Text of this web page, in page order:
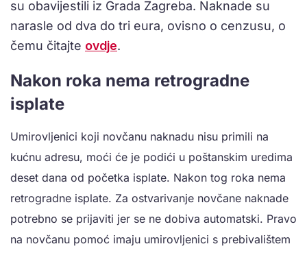
su obavijestili iz Grada Zagreba. Naknade su
narasle od dva do tri eura, ovisno o cenzusu, o
čemu čitajte ovdje.
Nakon roka nema retrogradne
isplate
Umirovljenici koji novčanu naknadu nisu primili na
kućnu adresu, moći će je podići u poštanskim uredima
deset dana od početka isplate. Nakon tog roka nema
retrogradne isplate. Za ostvarivanje novčane naknade
potrebno se prijaviti jer se ne dobiva automatski. Pravo
na novčanu pomoć imaju umirovljenici s prebivalištem